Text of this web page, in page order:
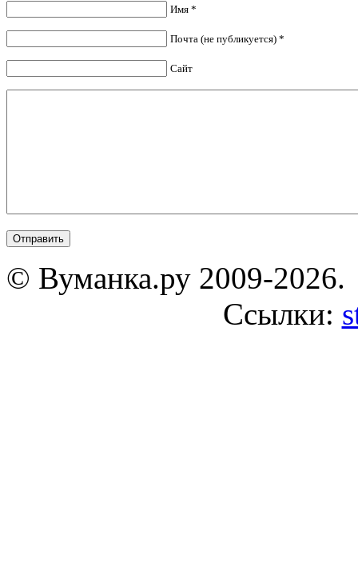
Имя *
Почта (не публикуется) *
Сайт
© Вуманка.ру 2009-2026.
Ссылки: